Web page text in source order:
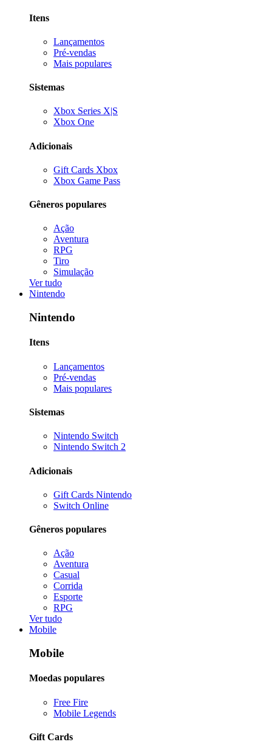
Itens
Lançamentos
Pré-vendas
Mais populares
Sistemas
Xbox Series X|S
Xbox One
Adicionais
Gift Cards Xbox
Xbox Game Pass
Gêneros populares
Ação
Aventura
RPG
Tiro
Simulação
Ver tudo
Nintendo
Nintendo
Itens
Lançamentos
Pré-vendas
Mais populares
Sistemas
Nintendo Switch
Nintendo Switch 2
Adicionais
Gift Cards Nintendo
Switch Online
Gêneros populares
Ação
Aventura
Casual
Corrida
Esporte
RPG
Ver tudo
Mobile
Mobile
Moedas populares
Free Fire
Mobile Legends
Gift Cards